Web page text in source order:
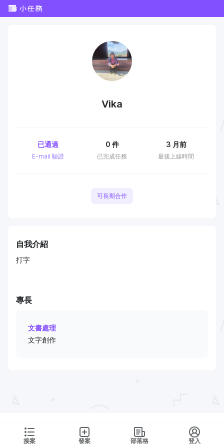
接案 發案 部落格 登入
Vika
E-mail 驗證
已通過
已完成任務
0 件
最後上線時間
3 月前
可長期合作
自我介紹
打字
專長
文書處理
文字創作